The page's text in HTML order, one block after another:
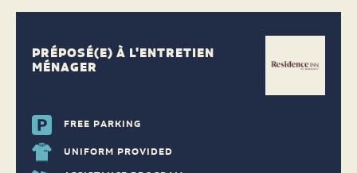
PRÉPOSÉ(E) À L'ENTRETIEN
MÉNAGER
FREE PARKING
UNIFORM PROVIDED